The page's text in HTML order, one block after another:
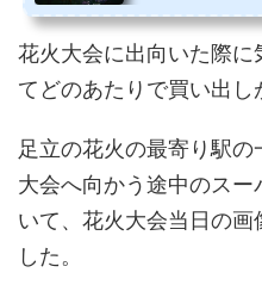
花火大会に出向いた際に
てどのあたりで買い出し
足立の花火の最寄り駅
大会へ向かう途中のス
いて、花火大会当日の画
した。